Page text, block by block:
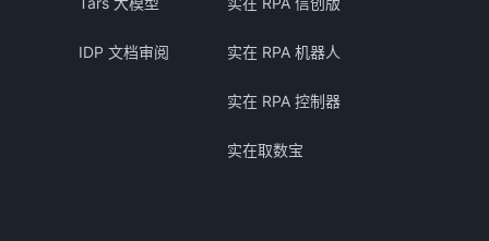
IDP 文档审阅 实在 RPA 机器人
实在 RPA 控制器
实在取数宝